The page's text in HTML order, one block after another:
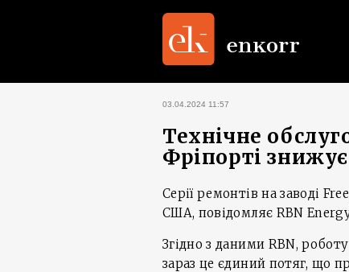
03.04.2024 11:57
Технічне
Фріпорті
Серії ремонтів на заводі
США, повідомляє RBN
Згідно з даними RBN,
зараз це єдиний потяг, що